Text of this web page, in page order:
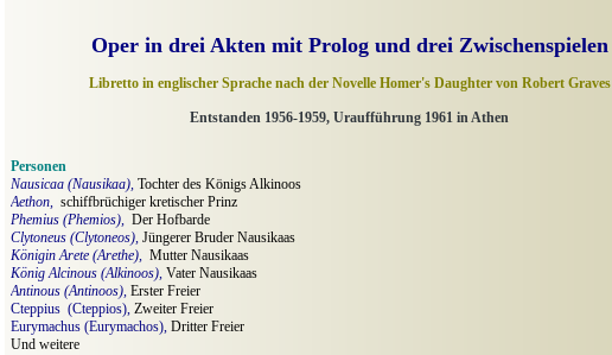
Oper in drei Akten mit Prolog und drei Zwischenspielen
Libretto in englischer Sprache nach der Novelle Homer's Daughter von Robert Graves
Entstanden 1956-1959, Uraufführung 1961 in Athen
Personen
Nausicaa (Nausikaa), Tochter des Königs Alkinoos
Aethon, schiffbrüchiger kretischer Prinz
Phemius (Phemios), Der Hofbarde
Clytoneus (Clytoneos), Jüngerer Bruder Nausikaas
Königin Arete (Arethe), Mutter Nausikaas
König Alcinous (Alkinoos), Vater Nausikaas
Antinous (Antinoos), Erster Freier
Cteppius (Cteppios), Zweiter Freier
Eurymachus (Eurymachos), Dritter Freier
Und weitere